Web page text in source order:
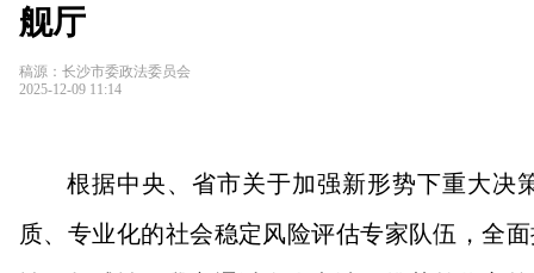
舰厅
稿源：长沙市委政法委员会
2025-12-09 11:14
根据中央、省市关于加强新形势下重大决
质、专业化的社会稳定风险评估专家队伍，全